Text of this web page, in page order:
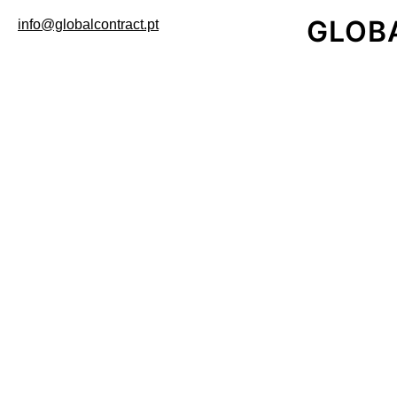
info@globalcontract.pt